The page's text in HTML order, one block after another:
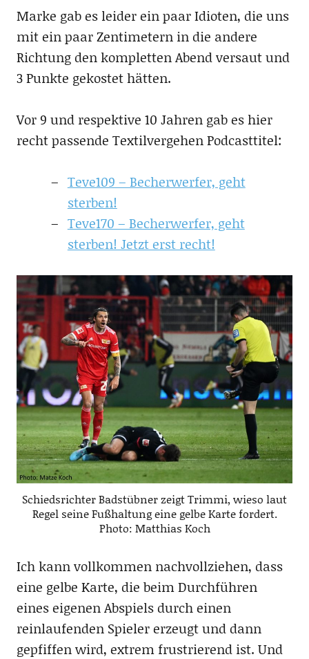
Marke gab es leider ein paar Idioten, die uns
mit ein paar Zentimetern in die andere
Richtung den kompletten Abend versaut und
3 Punkte gekostet hätten.
Vor 9 und respektive 10 Jahren gab es hier
recht passende Textilvergehen Podcasttitel:
Teve109 – Becherwerfer, geht
sterben!
Teve170 – Becherwerfer, geht
sterben! Jetzt erst recht!
Schiedsrichter Badstübner zeigt Trimmi, wieso laut
Regel seine Fußhaltung eine gelbe Karte fordert.
Photo: Matthias Koch
Ich kann vollkommen nachvollziehen, dass
eine gelbe Karte, die beim Durchführen
eines eigenen Abspiels durch einen
reinlaufenden Spieler erzeugt und dann
gepfiffen wird, extrem frustrierend ist. Und